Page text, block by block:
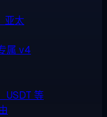
亚太
属 v4
USDT 等